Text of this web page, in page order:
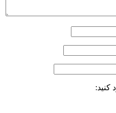
کنید: